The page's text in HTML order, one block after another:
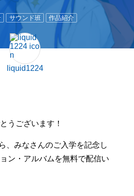
サウンド班 作品紹介
liquid1224
うございます！
、みなさんのご入学を記念し
ン・アルバムを無料で配信い